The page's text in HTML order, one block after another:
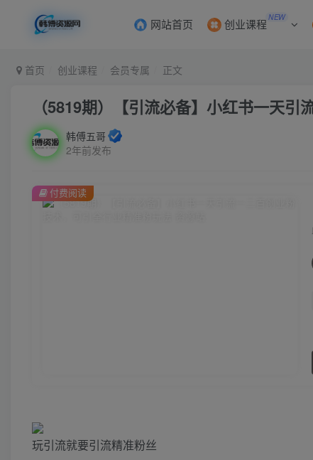
网站首页 创业课程 NEW
首页 创业课程 会员专属 正文
（5819期）【引流必备】小红书一天
韩傅五哥
2年前发布
付费阅读
玩引流就要引流精准粉丝